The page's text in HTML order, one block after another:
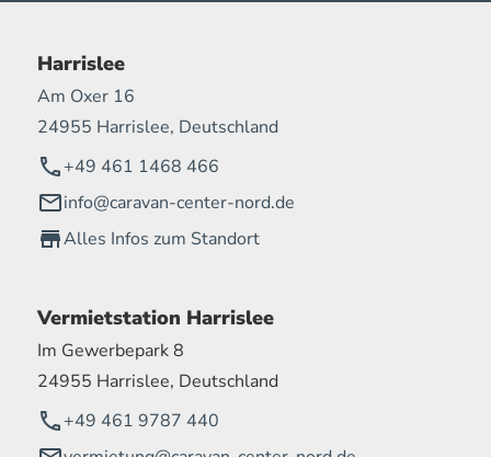
Harrislee
Am Oxer 16
24955 Harrislee, Deutschland
+49 461 1468 466
info@caravan-center-nord.de
Alles Infos zum Standort
Vermietstation Harrislee
Im Gewerbepark 8
24955 Harrislee, Deutschland
+49 461 9787 440